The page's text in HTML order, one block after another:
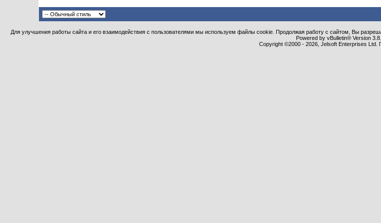
Для улучшения работы сайта и его взаимодействия с пользователями мы используем файлы cookie. Продолжая работу с сайтом, Вы
Powered by vBulletin® Version
Copyright ©2000 - 2026, Jelsoft Enterprises Ltd.